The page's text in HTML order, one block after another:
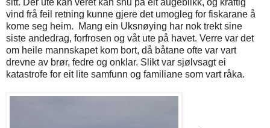
vind frå feil retning kunne gjere det umogleg for fiskarane å
kome seg heim.
Mang ein Uksnøying har nok trekt sine
siste andedrag, forfrosen og våt ute på havet. Verre var det
om heile mannskapet kom bort, då båtane ofte var vart
drevne av brør, fedre og onklar. Slikt var sjølvsagt ei
katastrofe for eit lite samfunn og familiane som vart råka.